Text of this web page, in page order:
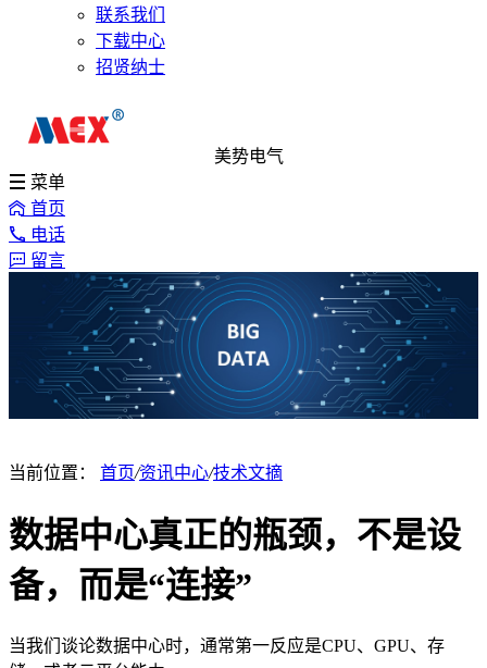
联系我们
下载中心
招贤纳士
美势电气
菜单
首页
电话
留言
当前位置： 首页/资讯中心/技术文摘
数据中心真正的瓶颈，不是设
备，而是“连接”
当我们谈论数据中心时，通常第一反应是CPU、GPU、存